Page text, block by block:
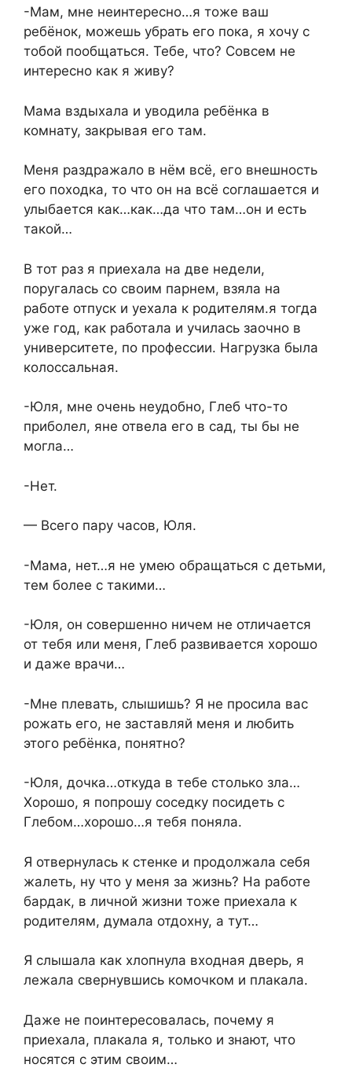
-Мам, мне неинтересно…я тоже ваш
ребёнок, можешь убрать его пока, я хочу с
тобой пообщаться. Тебе, что? Совсем не
интересно как я живу?
Мама вздыхала и уводила ребёнка в
комнату, закрывая его там.
Меня раздражало в нём всё, его внешность
его походка, то что он на всё соглашается и
улыбается как…как…да что там…он и есть
такой…
В тот раз я приехала на две недели,
поругалась со своим парнем, взяла на
работе отпуск и уехала к родителям.я тогда
уже год, как работала и училась заочно в
университете, по профессии. Нагрузка была
колоссальная.
-Юля, мне очень неудобно, Глеб что-то
приболел, яне отвела его в сад, ты бы не
могла…
-Нет.
— Всего пару часов, Юля.
-Мама, нет…я не умею обращаться с детьми,
тем более с такими…
-Юля, он совершенно ничем не отличается
от тебя или меня, Глеб развивается хорошо
и даже врачи…
-Мне плевать, слышишь? Я не просила вас
рожать его, не заставляй меня и любить
этого ребёнка, понятно?
-Юля, дочка…откуда в тебе столько зла…
Хорошо, я попрошу соседку посидеть с
Глебом…хорошо…я тебя поняла.
Я отвернулась к стенке и продолжала себя
жалеть, ну что у меня за жизнь? На работе
бардак, в личной жизни тоже приехала к
родителям, думала отдохну, а тут…
Я слышала как хлопнула входная дверь, я
лежала свернувшись комочком и плакала.
Даже не поинтересовалась, почему я
приехала, плакала я, только и знают, что
носятся с этим своим…